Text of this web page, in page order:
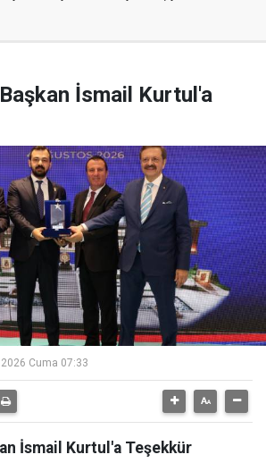
İsmail Kurtul'a
Cuma 07:33
İsmail Kurtul'a Teşekkür